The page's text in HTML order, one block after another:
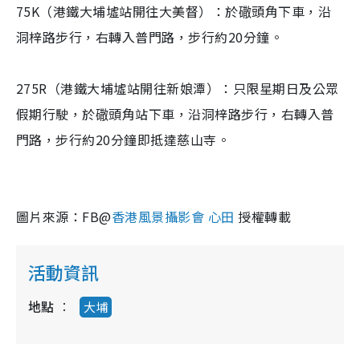
75K（港鐵大埔墟站開往大美督）：於䃟頭角下車，沿
洞梓路步行，右轉入普門路，步行約20分鐘。
275R（港鐵大埔墟站開往新娘潭）：只限星期日及公眾
假期行駛，於䃟頭角站下車，沿洞梓路步行，右轉入普
門路，步行約20分鐘即抵達慈山寺。
圖片來源：FB@香港風景攝影會 心田 授權轉載
活動資訊
地點 大埔